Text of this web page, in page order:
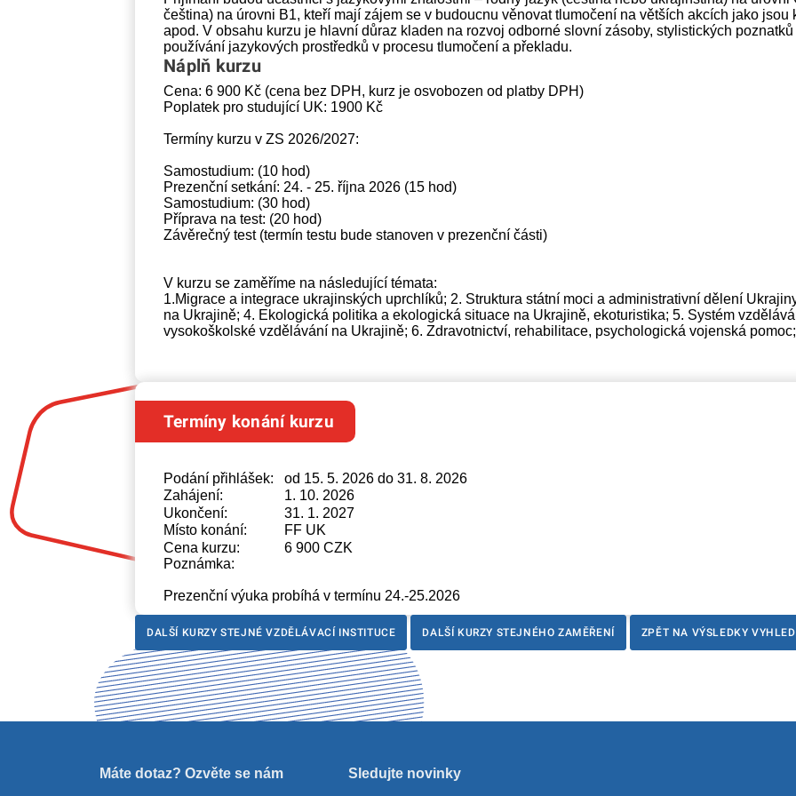
čeština) na úrovni B1, kteří mají zájem se v budoucnu věnovat tlumočení na větších akcích jako jsou
apod. V obsahu kurzu je hlavní důraz kladen na rozvoj odborné slovní zásoby, stylistických
používání jazykových prostředků v procesu tlumočení a překladu.
Náplň kurzu
Cena: 6 900 Kč (cena bez DPH, kurz je osvobozen od platby DPH)
Poplatek pro studující UK: 1900 Kč
Termíny kurzu v ZS 2026/2027:
Samostudium: (10 hod)
Prezenční setkání: 24. - 25. října 2026 (15 hod)
Samostudium: (30 hod)
Příprava na test: (20 hod)
Závěrečný test (termín testu bude stanoven v prezenční části)
V kurzu se zaměříme na následující témata:
1.Migrace a integrace ukrajinských uprchlíků; 2. Struktura státní moci a administrativní dělení
na Ukrajině; 4. Ekologická politika a ekologická situace na Ukrajině, ekoturistika; 5. Systém
vysokoškolské vzdělávání na Ukrajině; 6. Zdravotnictví, rehabilitace, psychologická vojenská
Termíny konání kurzu
Podání přihlášek:
od 15. 5. 2026 do 31. 8. 2026
Zahájení:
1. 10. 2026
Ukončení:
31. 1. 2027
Místo konání:
FF UK
Cena kurzu:
6 900 CZK
Poznámka:
Prezenční výuka probíhá v termínu 24.-25.2026
DALŠÍ KURZY STEJNÉ VZDĚLÁVACÍ INSTITUCE DALŠÍ KURZY STEJNÉHO ZAMĚŘENÍ ZPĚT NA VÝSLEDKY
Máte dotaz? Ozvěte se nám Sledujte novinky